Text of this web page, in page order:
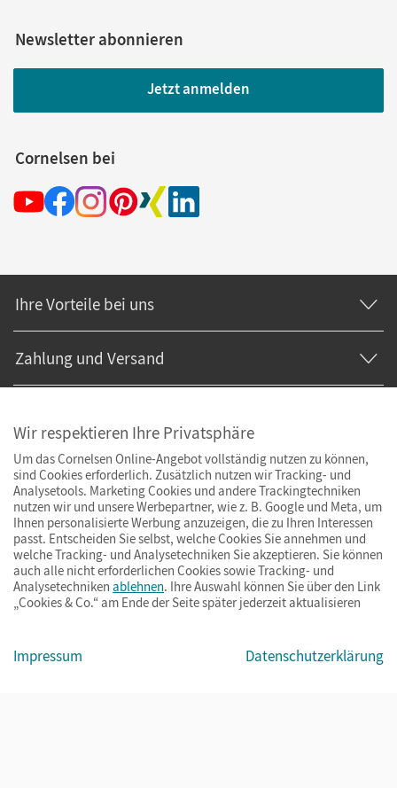
Newsletter abonnieren
Jetzt anmelden
Cornelsen bei
Ihre Vorteile bei uns
Zahlung und Versand
© Cornelsen Verlag 2026
ImpressumAGBDatenschutzBarrierefreiheitCookies & Co.
Wir respektieren Ihre Privatsphäre
Um das Cornelsen Online-Angebot vollständig nutzen zu können,
sind Cookies erforderlich. Zusätzlich nutzen wir Tracking- und
Analysetools. Marketing Cookies und andere Trackingtechniken
nutzen wir und unsere Werbepartner, wie z. B. Google und Meta, um
Ihnen personalisierte Werbung anzuzeigen, die zu Ihren Interessen
passt. Entscheiden Sie selbst, welche Cookies Sie annehmen und
welche Tracking- und Analysetechniken Sie akzeptieren. Sie können
auch alle nicht erforderlichen Cookies sowie Tracking- und
Analysetechniken ablehnen. Ihre Auswahl können Sie über den Link
„Cookies & Co.“ am Ende der Seite später jederzeit aktualisieren
Impressum Datenschutzerklärung